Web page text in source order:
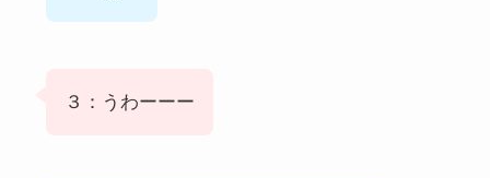
３：うわーーー